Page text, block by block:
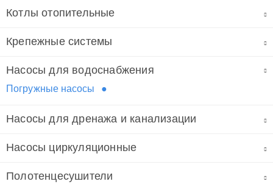
Котлы отопительные
Крепежные системы
Насосы для водоснабжения
Погружные насосы
Насосы для дренажа и канализации
Насосы циркуляционные
Полотенцесушители